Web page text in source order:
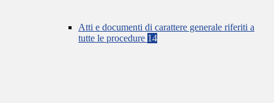
Atti e documenti di carattere generale riferiti a
tutte le procedure 14